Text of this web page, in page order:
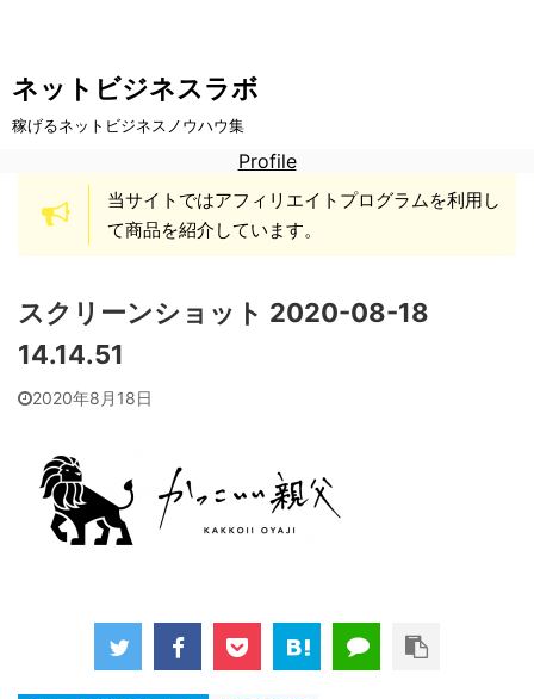
ネットビジネスラボ
稼げるネットビジネスノウハウ集
Profile
当サイトではアフィリエイトプログラムを利用し
て商品を紹介しています。
スクリーンショット 2020-08-18
14.14.51
2020年8月18日